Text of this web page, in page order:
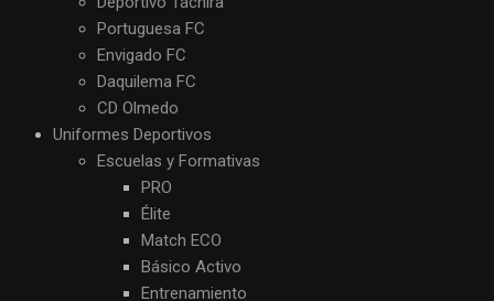
Portuguesa FC
Envigado FC
Daquilema FC
CD Olmedo
Uniformes Deportivos
Escuelas y Formativas
PRO
Élite
Match ECO
Básico Activo
Entrenamiento